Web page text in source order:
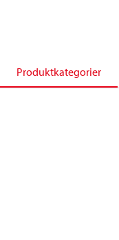
Produktkategorier